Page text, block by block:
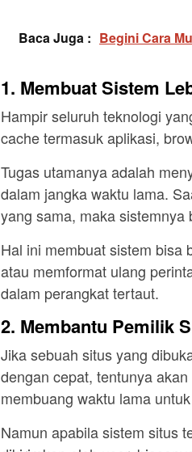
Baca Juga : Begini Cara
1. Membuat Sistem
Hampir seluruh teknologi
cache termasuk aplikasi,
Tugas utamanya adalah
dalam jangka waktu lama.
yang sama, maka sistemnya
Hal ini membuat sistem bisa
atau memformat ulang
dalam perangkat tertaut.
2. Membantu Pemilik
Jika sebuah situs yang
dengan cepat, tentunya
membuang waktu lama
Namun apabila sistem situs